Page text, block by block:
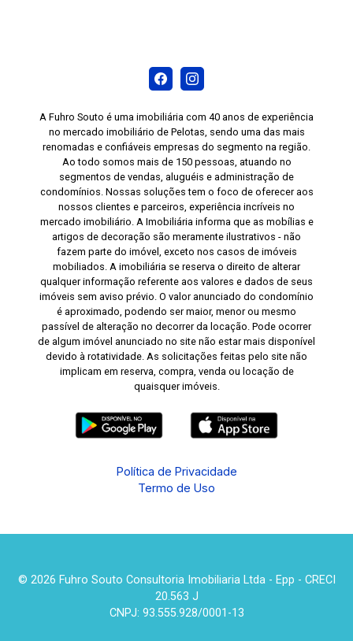
A Fuhro Souto é uma imobiliária com 40 anos de experiência
no mercado imobiliário de Pelotas, sendo uma das mais
renomadas e confiáveis empresas do segmento na região.
Ao todo somos mais de 150 pessoas, atuando no
segmentos de vendas, aluguéis e administração de
condomínios. Nossas soluções tem o foco de oferecer aos
nossos clientes e parceiros, experiência incríveis no
mercado imobiliário. A Imobiliária informa que as mobílias e
artigos de decoração são meramente ilustrativos - não
fazem parte do imóvel, exceto nos casos de imóveis
mobiliados. A imobiliária se reserva o direito de alterar
qualquer informação referente aos valores e dados de seus
imóveis sem aviso prévio. O valor anunciado do condomínio
é aproximado, podendo ser maior, menor ou mesmo
passível de alteração no decorrer da locação. Pode ocorrer
de algum imóvel anunciado no site não estar mais disponível
devido à rotatividade. As solicitações feitas pelo site não
implicam em reserva, compra, venda ou locação de
quaisquer imóveis.
Política de Privacidade
Termo de Uso
© 2026 Fuhro Souto Consultoria Imobiliaria Ltda - Epp - CRECI
20.563 J
CNPJ: 93.555.928/0001-13